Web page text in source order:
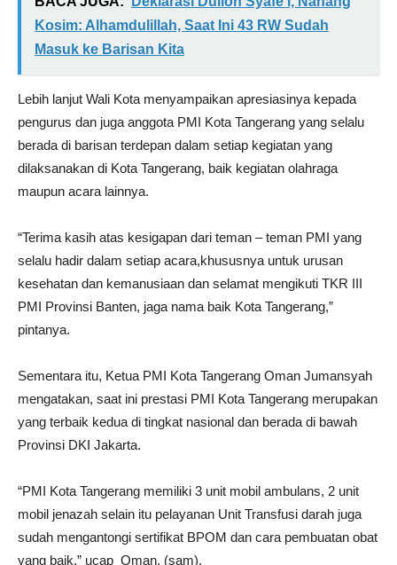
Kosim: Alhamdulillah, Saat Ini 43 RW Sudah
Masuk ke Barisan Kita
Lebih lanjut Wali Kota menyampaikan apresiasinya kepada
pengurus dan juga anggota PMI Kota Tangerang yang selalu
berada di barisan terdepan dalam setiap kegiatan yang
dilaksanakan di Kota Tangerang, baik kegiatan olahraga
maupun acara lainnya.
“Terima kasih atas kesigapan dari teman – teman PMI yang
selalu hadir dalam setiap acara,khususnya untuk urusan
kesehatan dan kemanusiaan dan selamat mengikuti TKR III
PMI Provinsi Banten, jaga nama baik Kota Tangerang,”
pintanya.
Sementara itu, Ketua PMI Kota Tangerang Oman Jumansyah
mengatakan, saat ini prestasi PMI Kota Tangerang merupakan
yang terbaik kedua di tingkat nasional dan berada di bawah
Provinsi DKI Jakarta.
“PMI Kota Tangerang memiliki 3 unit mobil ambulans, 2 unit
mobil jenazah selain itu pelayanan Unit Transfusi darah juga
sudah mengantongi sertifikat BPOM dan cara pembuatan obat
yang baik,” ucap Oman. (sam).